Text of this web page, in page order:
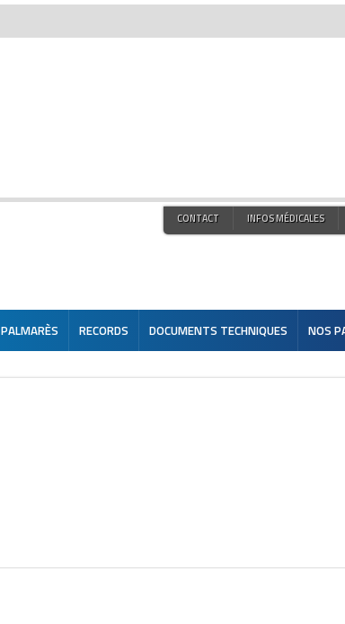
CONTACT INFOS MÉDICALES
PALMARÈS RECORDS DOCUMENTS TECHNIQUES NOS